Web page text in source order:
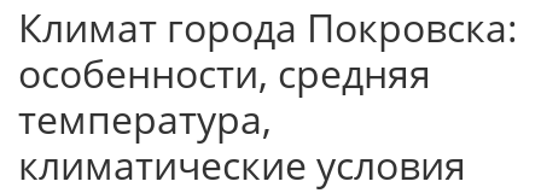
Климат города Покровска:
особенности, средняя
температура,
климатические условия